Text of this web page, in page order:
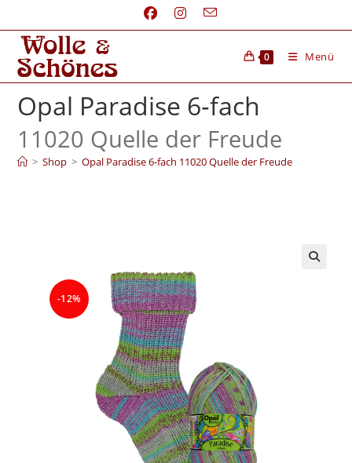
0 Menü
Opal Paradise 6‑fach
11020 Quelle der Freude
> Shop > Opal Paradise 6‑fach 11020 Quelle der Freude
-12%